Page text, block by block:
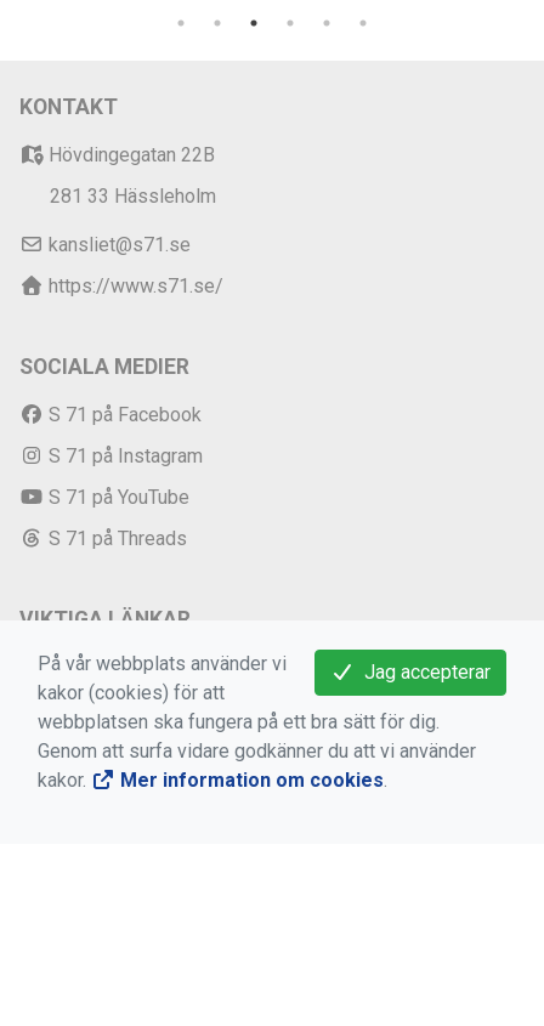
KONTAKT
Hövdingegatan 22B
281 33 Hässleholm
kansliet@s71.se
https://www.s71.se/
SOCIALA MEDIER
S 71 på Facebook
S 71 på Instagram
S 71 på YouTube
S 71 på Threads
VIKTIGA LÄNKAR
Medlems -och användarvillkor
Bokningsvillkor
Dataskyddsförordningen (GDPR)
Mer information om cookies
Jag accepterar
På vår webbplats använder vi
kakor (cookies) för att
webbplatsen ska fungera på ett bra sätt för dig.
Genom att surfa vidare godkänner du att vi använder
kakor.
Mer information om cookies.